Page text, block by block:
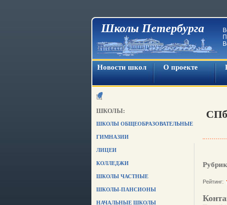
Школы Петербурга
Новости школ О проекте
ШКОЛЫ:
ШКОЛЫ ОБЩЕОБРАЗОВАТЕЛЬНЫЕ
ГИМНАЗИИ
ЛИЦЕИ
КОЛЛЕДЖИ
ШКОЛЫ ЧАСТНЫЕ
ШКОЛЫ-ПАНСИОНЫ
НАЧАЛЬНЫЕ ШКОЛЫ
Рейтинг: